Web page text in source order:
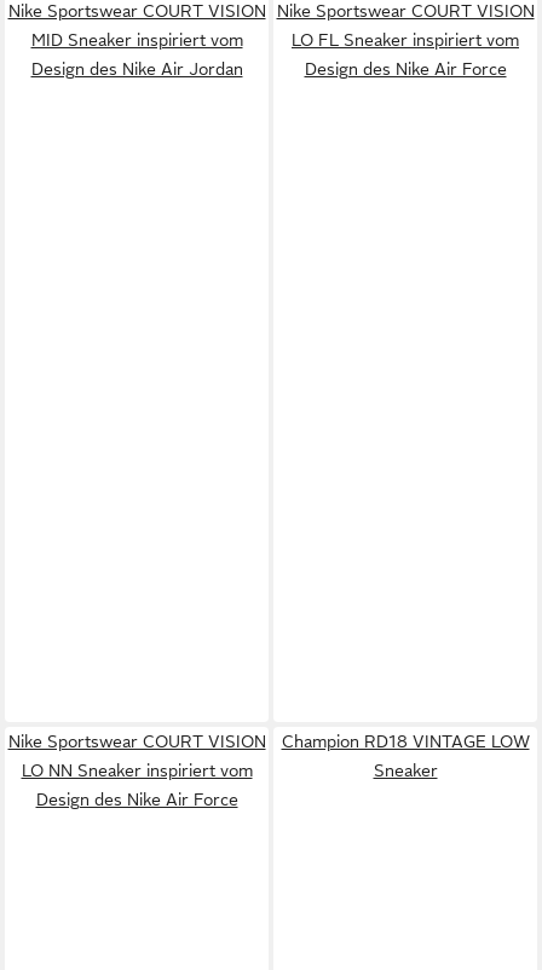
Nike Sportswear COURT VISION
MID Sneaker inspiriert vom
Design des Nike Air Jordan
Nike Sportswear COURT VISION
LO FL Sneaker inspiriert vom
Design des Nike Air Force
Nike Sportswear COURT VISION
LO NN Sneaker inspiriert vom
Design des Nike Air Force
Champion RD18 VINTAGE LOW
Sneaker